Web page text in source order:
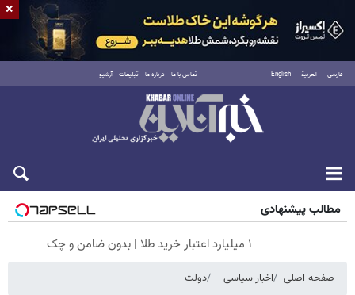
فارسی العربية English تماس با ما درباره ما تبلیغات آرشیو
جمعه ۱۶ مرداد ۱۴۰۵
مطالب پیشنهادی
۱ میلیارد اعتبار خرید طلا | بدون ضامن و چک
صفحه اصلی اخبار سیاسی دولت
×